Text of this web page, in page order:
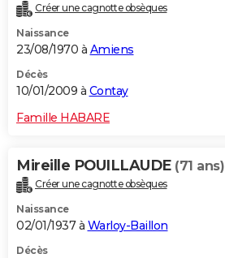
Créer une cagnotte obsèques
Naissance
23/08/1970 à Amiens
Décès
10/01/2009 à Contay
Famille HABARE
Mireille POUILLAUDE (71 ans)
Créer une cagnotte obsèques
Naissance
02/01/1937 à Warloy-Baillon
Décès